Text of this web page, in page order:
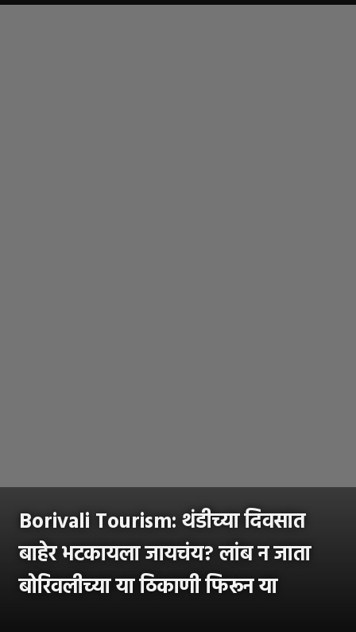
Borivali Tourism: थंडीच्या दिवसात
बाहेर भटकायला जायचंय? लांब न जाता
बोरिवलीच्या या ठिकाणी फिरून या